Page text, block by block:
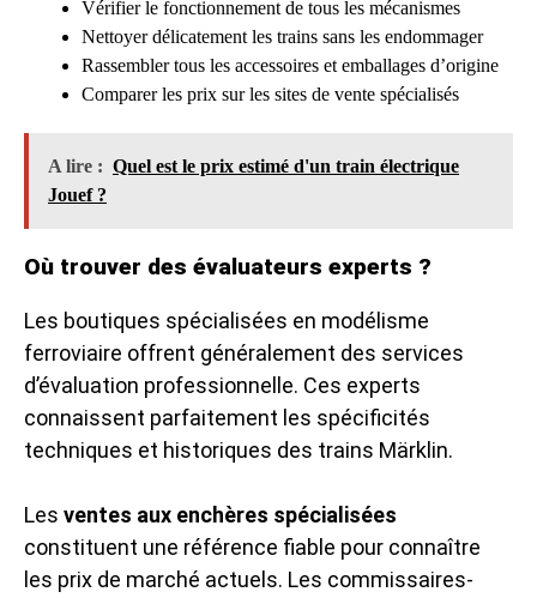
Vérifier le fonctionnement de tous les mécanismes
Nettoyer délicatement les trains sans les endommager
Rassembler tous les accessoires et emballages d’origine
Comparer les prix sur les sites de vente spécialisés
A lire : Quel est le prix estimé d'un train électrique
Jouef ?
Où trouver des évaluateurs experts ?
Les boutiques spécialisées en modélisme
ferroviaire offrent généralement des services
d’évaluation professionnelle. Ces experts
connaissent parfaitement les spécificités
techniques et historiques des trains Märklin.
Les ventes aux enchères spécialisées
constituent une référence fiable pour connaître
les prix de marché actuels. Les commissaires-